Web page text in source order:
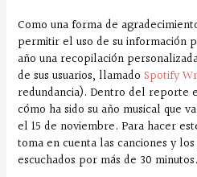
Como una forma de
permitir el uso de su información
año una recopilación
de sus usuarios, llamadoSpotify
redundancia). Dentro del reporte
cómo ha sido su año musical que
el 15 de noviembre. Para hacer
toma en cuenta las canciones y
escuchados por más de 30 minutos.